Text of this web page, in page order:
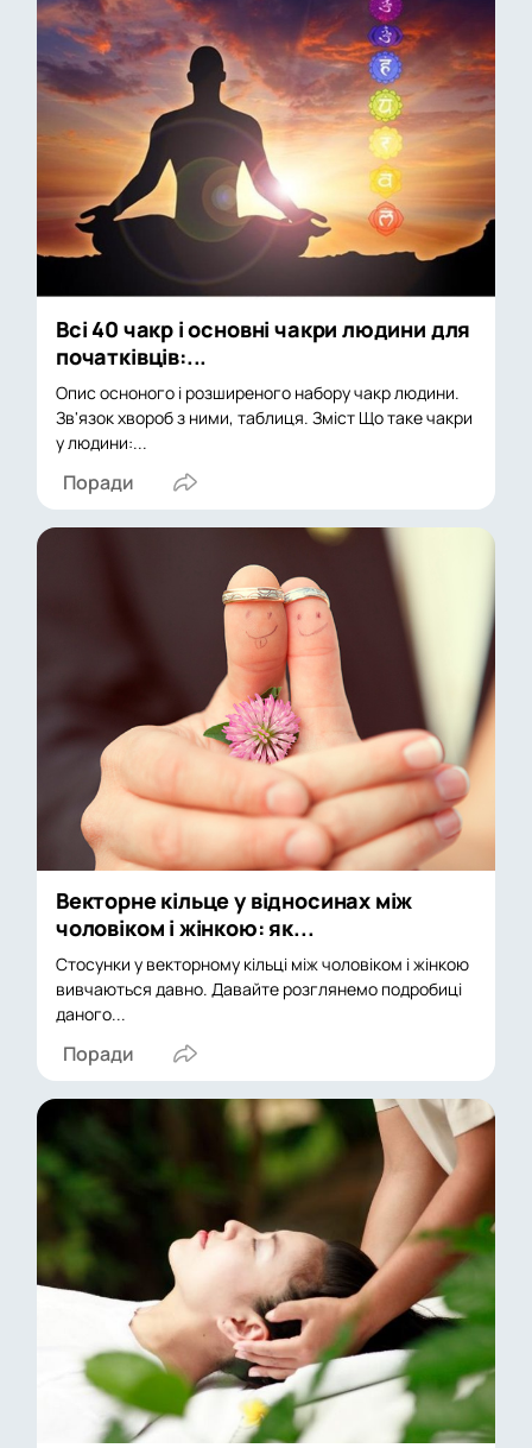
Всі 40 чакр і основні чакри людини для
початківців:...
Опис осноного і розширеного набору чакр людини.
Зв'язок хвороб з ними, таблиця. Зміст Що таке чакри
у людини:...
Поради
Векторне кільце у відносинах між
чоловіком і жінкою: як...
Стосунки у векторному кільці між чоловіком і жінкою
вивчаються давно. Давайте розглянемо подробиці
даного...
Поради